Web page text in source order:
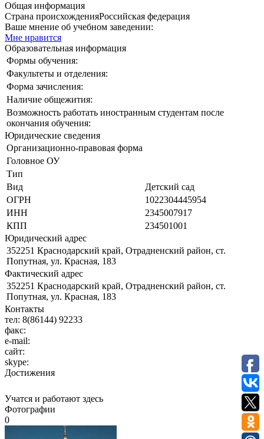
Общая информация
Страна происхожденияРоссийская федерация
Ваше мнение об учебном заведении:
Мне нравится
Образовательная информация
Формы обучения:
Факультеты и отделения:
Форма зачисления:
Наличие общежития:
Возможность работать иностранным студентам после
окончания обучения:
Юридические сведения
Организационно-правовая форма
Головное ОУ
Тип
Вид
Детский сад
ОГРН
1022304445954
ИНН
2345007917
КПП
234501001
Юридический адрес
352251 Краснодарский край, Отрадненский район, ст.
Попутная, ул. Красная, 183
Фактический адрес
352251 Краснодарский край, Отрадненский район, ст.
Попутная, ул. Красная, 183
Контакты
тел: 8(86144) 92233
факс:
e-mail:
сайт:
skype:
Достижения
Учатся и работают здесь
Фотографии
0